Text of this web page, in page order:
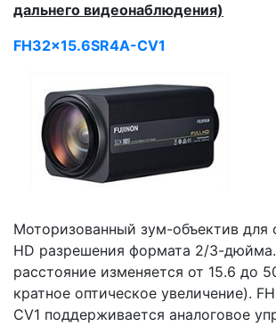
дальнего видеонаблюдения)
FH32x15.6SR4A-CV1
Моторизованный зум-объектив для
HD разрешения формата 2/3-
расстояние изменяется от 15.6 до
кратное оптическое увеличение).
CV1 поддерживается аналоговое